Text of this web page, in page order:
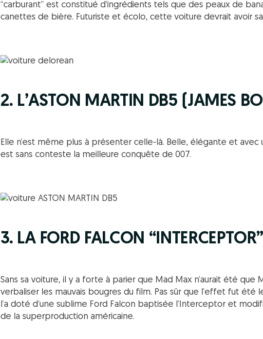
“carburant” est constitué d’ingrédients tels que des peaux de
canettes de bière. Futuriste et écolo, cette voiture devrait avoir
2. L’ASTON MARTIN DB5 (JAMES
Elle n’est même plus à présenter celle-là. Belle, élégante et avec
est sans conteste la meilleure conquête de 007.
3. LA FORD FALCON
Sans sa voiture, il y a forte à parier que Mad Max n’aurait été
verbaliser les mauvais bougres du film. Pas sûr que l’effet fut été
l’a doté d’une sublime Ford Falcon baptisée l’Interceptor et
de la superproduction américaine.